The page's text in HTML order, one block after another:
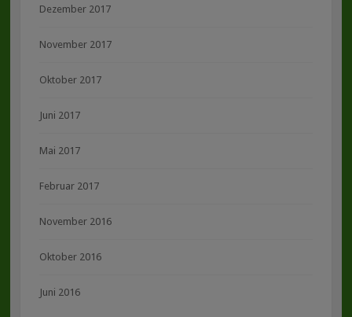
Dezember 2017
November 2017
Oktober 2017
Juni 2017
Mai 2017
Februar 2017
November 2016
Oktober 2016
Juni 2016